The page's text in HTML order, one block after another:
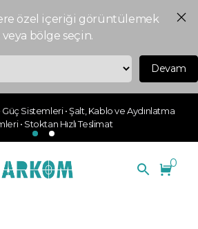
özel içeriği görüntülemek
bölge seçin.
Devam
Sistemleri • Şalt, Kablo ve Aydınlatma
• Stoktan Hızlı Teslimat
0